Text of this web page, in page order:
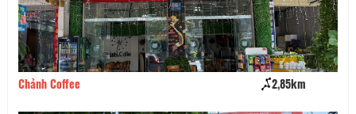
Chảnh Coffee 2,85km